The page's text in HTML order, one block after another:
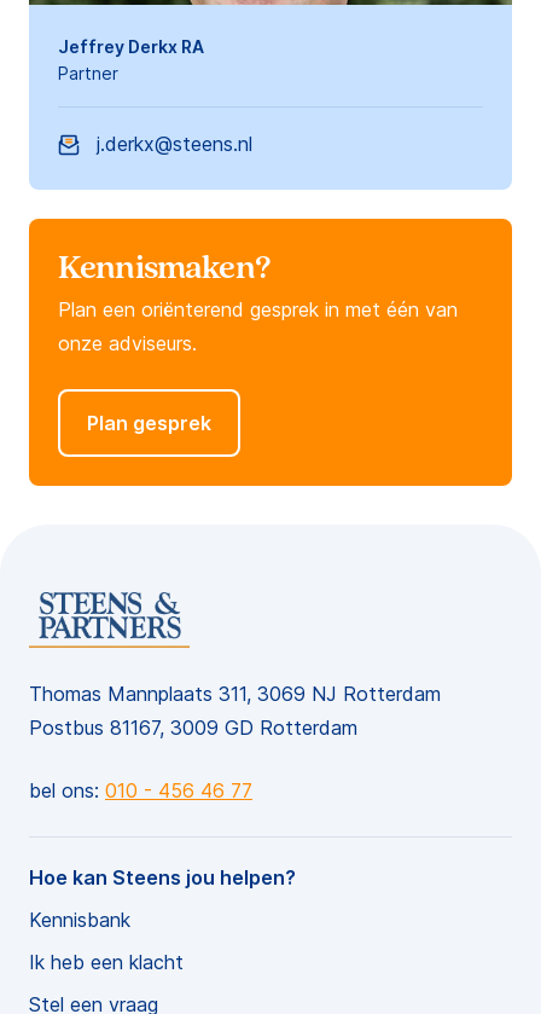
Jeffrey Derkx RA
Partner
j.derkx@steens.nl
Kennismaken?
Plan een oriënterend gesprek in met één van
onze adviseurs.
Plan gesprek
Thomas Mannplaats 311, 3069 NJ Rotterdam
Postbus 81167, 3009 GD Rotterdam
bel ons: 010 - 456 46 77
Hoe kan Steens jou helpen?
Kennisbank
Ik heb een klacht
Stel een vraag